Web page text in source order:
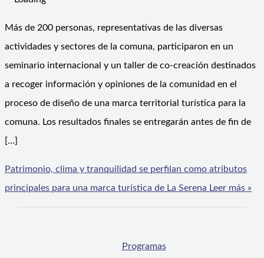
Más de 200 personas, representativas de las diversas
actividades y sectores de la comuna, participaron en un
seminario internacional y un taller de co-creación destinados
a recoger información y opiniones de la comunidad en el
proceso de diseño de una marca territorial turística para la
comuna. Los resultados finales se entregarán antes de fin de
[…]
Patrimonio, clima y tranquilidad se perfilan como atributos
principales para una marca turística de La Serena Leer más »
Programas